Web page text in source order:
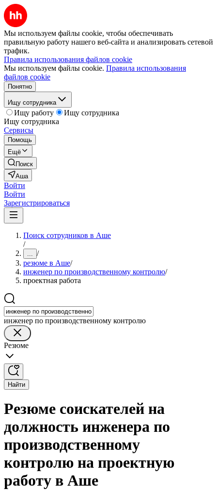
Мы используем файлы cookie, чтобы обеспечивать
правильную работу нашего веб-сайта и анализировать сетевой
трафик.
Правила использования файлов cookie
Мы используем файлы cookie. Правила использования
файлов cookie
Понятно
Ищу сотрудника
Ищу работу
Ищу сотрудника
Ищу сотрудника
Сервисы
Помощь
Ещё
Поиск
Аша
Войти
Войти
Зарегистрироваться
Поиск сотрудников в Аше
/
... /
резюме в Аше/
инженер по производственному контролю/
проектная работа
инженер по производственному контролю
Резюме
Найти
Резюме соискателей на
должность инженера по
производственному
контролю на проектную
работу в Аше